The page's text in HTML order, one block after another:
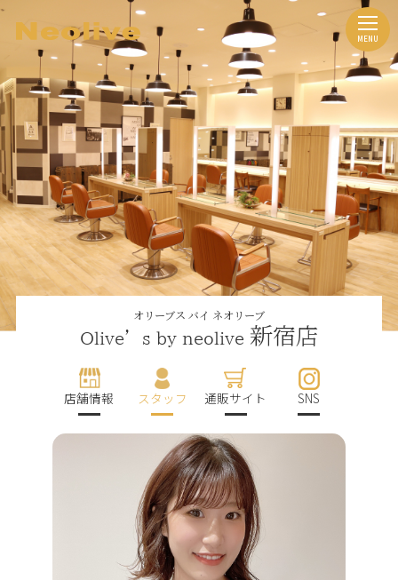
オリーブス バイ ネオリーブ
Olive’s by neolive 新宿店
店舗情報 スタッフ 通販サイト SNS